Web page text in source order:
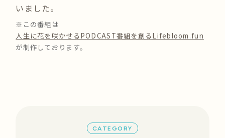
いました。
※この番組は
人生に花を咲かせるPODCAST番組を創るLifebloom.fun
が制作しております。
CATEGORY